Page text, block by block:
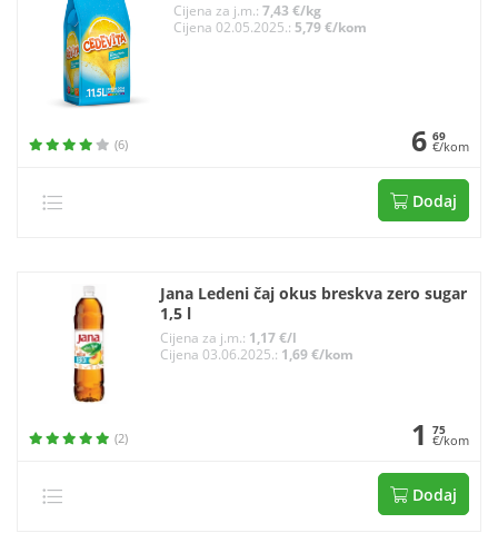
Cijena za j.m.: 7,43 €/kg
Cijena 02.05.2025.: 5,79 €/kom
(6) 6 69
€/kom
Dodaj
Jana Ledeni čaj okus breskva zero sugar
1,5 l
Cijena za j.m.: 1,17 €/l
Cijena 03.06.2025.: 1,69 €/kom
(2) 1 75
€/kom
Dodaj